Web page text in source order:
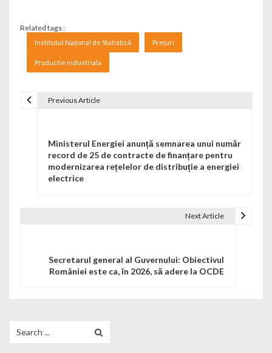
Related tags :
Institutul Național de Statistică Prețuri
Productie industriala
Previous Article
Ministerul Energiei anunță semnarea unui număr
record de 25 de contracte de finanțare pentru
modernizarea rețelelor de distribuție a energiei
electrice
Next Article
Secretarul general al Guvernului: Obiectivul
României este ca, în 2026, să adere la OCDE